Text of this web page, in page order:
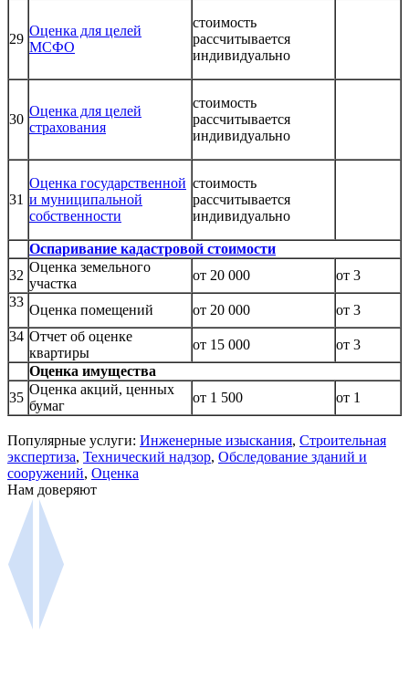
29
Оценка для целей
МСФО
стоимость
рассчитывается
индивидуально
30
Оценка для целей
страхования
стоимость
рассчитывается
индивидуально
31
Оценка государственной
и муниципальной
собственности
стоимость
рассчитывается
индивидуально
Оспаривание кадастровой стоимости
32
Оценка земельного
участка
от 20 000
от 3
33
Оценка помещений от 20 000
от 3
34 Отчет об оценке
квартиры
от 15 000
от 3
Оценка имущества
35
Оценка акций, ценных
бумаг
от 1 500 от 1
Популярные услуги: Инженерные изыскания, Строительная
экспертиза, Технический надзор, Обследование зданий и
сооружений, Оценка
Нам доверяют